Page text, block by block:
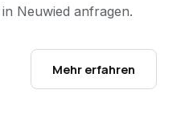
Neuwied anfragen.
Mehr erfahren